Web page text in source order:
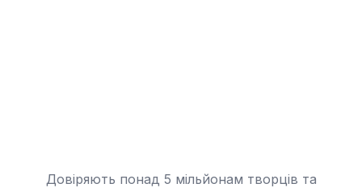
Довіряють понад 5 мільйонам творців та